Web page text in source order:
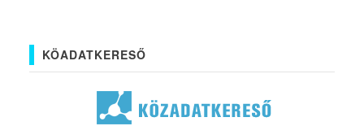
KÖADATKERESŐ